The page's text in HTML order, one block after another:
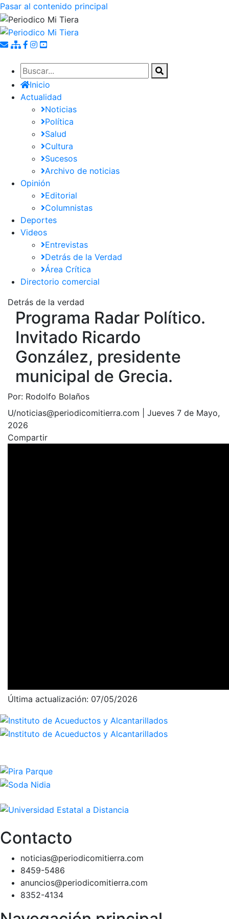
Pasar al contenido principal
Inicio
Actualidad
Noticias
Política
Salud
Cultura
Sucesos
Archivo de noticias
Opinión
Editorial
Columnistas
Deportes
Videos
Entrevistas
Detrás de la Verdad
Área Crítica
Directorio comercial
Detrás de la verdad
Programa Radar Político.
Invitado Ricardo
González, presidente
municipal de Grecia.
Por: Rodolfo Bolaños
U/noticias@periodicomitierra.com | Jueves 7 de Mayo,
2026
Compartir
Última actualización: 07/05/2026
Contacto
noticias@periodicomitierra.com
8459-5486
anuncios@periodicomitierra.com
8352-4134